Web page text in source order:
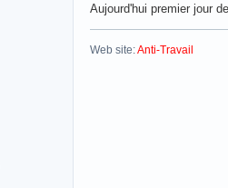
Aujourd'hui premier jour
Web site:Anti-Travail